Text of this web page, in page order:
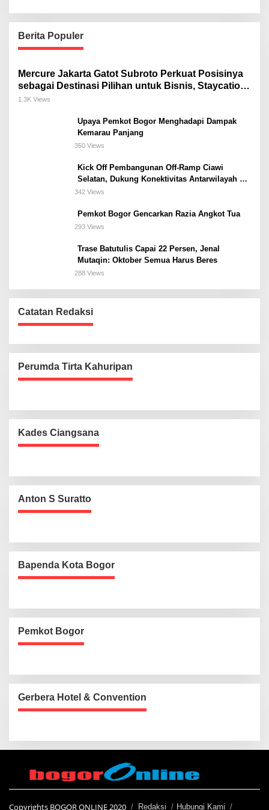
Berita Populer
Mercure Jakarta Gatot Subroto Perkuat Posisinya
sebagai Destinasi Pilihan untuk Bisnis, Staycation,
Meeting, dan Kuliner di Jakarta Selatan
1.3K Views
Upaya Pemkot Bogor Menghadapi Dampak
Kemarau Panjang
350 Views
Kick Off Pembangunan Off-Ramp Ciawi
Selatan, Dukung Konektivitas Antarwilayah di
Bogor Selatan
342 Views
Pemkot Bogor Gencarkan Razia Angkot Tua
293 Views
Trase Batutulis Capai 22 Persen, Jenal
Mutaqin: Oktober Semua Harus Beres
288 Views
Catatan Redaksi
Perumda Tirta Kahuripan
Kades Ciangsana
Anton S Suratto
Bapenda Kota Bogor
Pemkot Bogor
Gerbera Hotel & Convention
Copyrights BOGOR ONLINE 2020 Redaksi Hubungi Kami